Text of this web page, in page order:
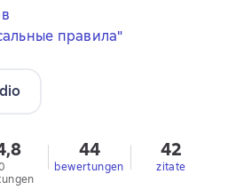
правила"
44
bewertungen
42
zitate